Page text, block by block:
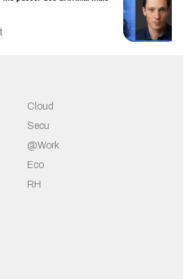
Cloud
Secu
@Work
Eco
RH